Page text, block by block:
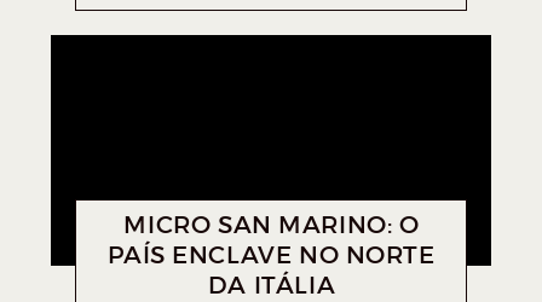
MICRO SAN MARINO: O
PAÍS ENCLAVE NO NORTE
DA ITÁLIA